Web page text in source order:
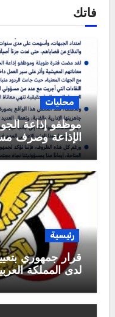
فاتك
محليات
موظفو إذاعة
الإذاعة وصرف
رئيسية
قرار جمهوري
لدى المملكة